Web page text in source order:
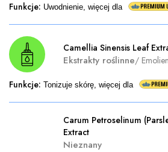
Funkcje: Uwodnienie, więcej dla
Camellia Sinensis Leaf
Ekstrakty roślinne/
Funkcje: Tonizuje skórę, więcej dla
Carum Petroselinum
Extract
Nieznany